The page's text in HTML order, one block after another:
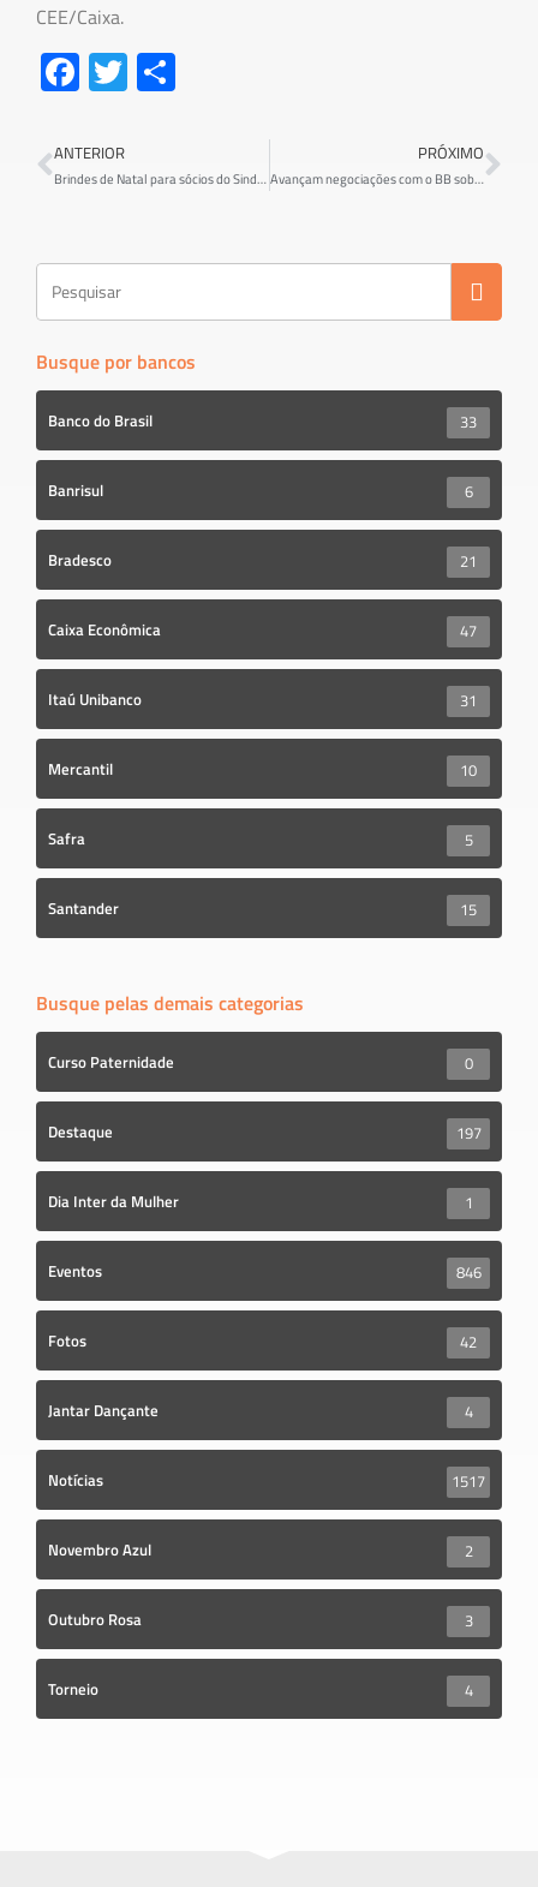
CEE/Caixa.
Fa
ce
b
o
T
wi
er e
ANTERIOR
Brindes de Natal para sócios do Sindicato
PRÓXIMO
Avançam negociações com o BB sobre retorno ao trabalho presencial
Busque por bancos
Banco do Brasil 33
Banrisul 6
Bradesco 21
Caixa Econômica 47
Itaú Unibanco 31
Mercantil 10
Safra 5
Santander 15
Busque pelas demais categorias
Curso Paternidade 0
Destaque 197
Dia Inter da Mulher 1
Eventos 846
Fotos 42
Jantar Dançante 4
Notícias 1517
Novembro Azul 2
Outubro Rosa 3
Torneio 4